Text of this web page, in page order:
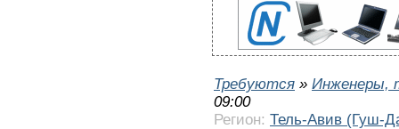
Требуются » Инженеры,
09:00
Регион: Тель-Авив (Гуш-